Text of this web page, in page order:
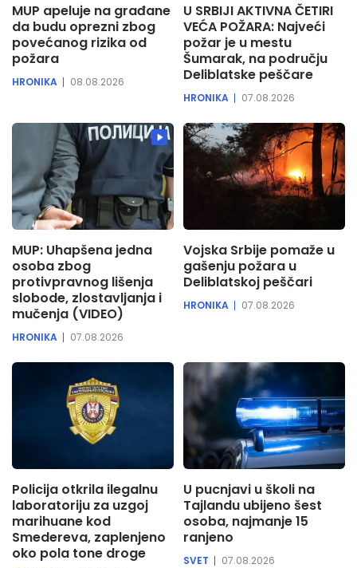
MUP apeluje na građane
da budu oprezni zbog
povećanog rizika od
požara
HRONIKA 08.08.2026
U SRBIJI AKTIVNA ČETIRI
VEĆA POŽARA: Najveći
požar je u mestu
Šumarak, na području
Deliblatske peščare
HRONIKA 07.08.2026
MUP: Uhapšena jedna
osoba zbog
protivpravnog lišenja
slobode, zlostavljanja i
mučenja (VIDEO)
HRONIKA 07.08.2026
Vojska Srbije pomaže u
gašenju požara u
Deliblatskoj peščari
HRONIKA 07.08.2026
Policija otkrila ilegalnu
laboratoriju za uzgoj
marihuane kod
Smedereva, zaplenjeno
oko pola tone droge
U pucnjavi u školi na
Tajlandu ubijeno šest
osoba, najmanje 15
ranjeno
SVET 07.08.2026